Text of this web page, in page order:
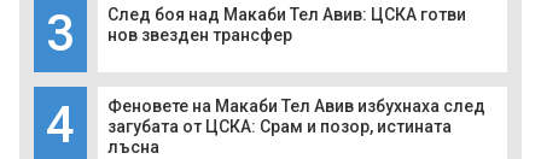
3
След боя над Макаби Тел Авив: ЦСКА готви
нов звезден трансфер
4
Феновете на Макаби Тел Авив избухнаха след
загубата от ЦСКА: Срам и позор, истината
лъсна